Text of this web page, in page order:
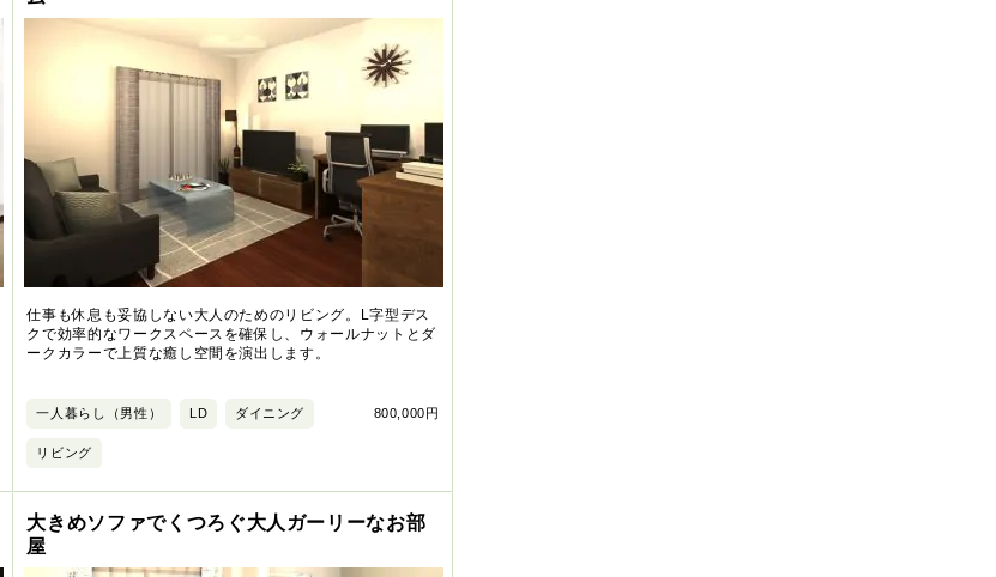
仕事も休息も妥協しない大人のためのリビング。L字型デス
クで効率的なワークスペースを確保し、ウォールナットとダ
ークカラーで上質な癒し空間を演出します。
800,000円
一人暮らし（男性） LD ダイニング
リビング
大きめソファでくつろぐ大人ガーリーなお部
屋